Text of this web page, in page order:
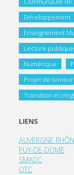
Développement
Enseignement
Lecture publique
Numérique
Projet de
Transition
LIENS
AUVERGNE
PUY-DE-DOME
SMADC
OTC